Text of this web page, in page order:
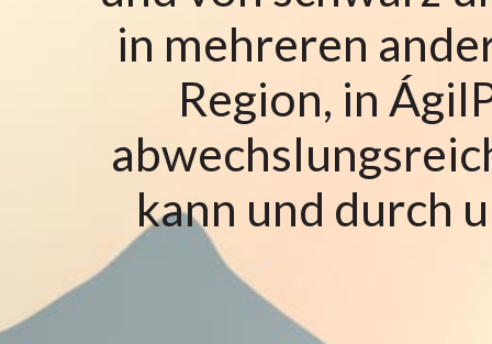
in mehreren
Region, in
kann und durch